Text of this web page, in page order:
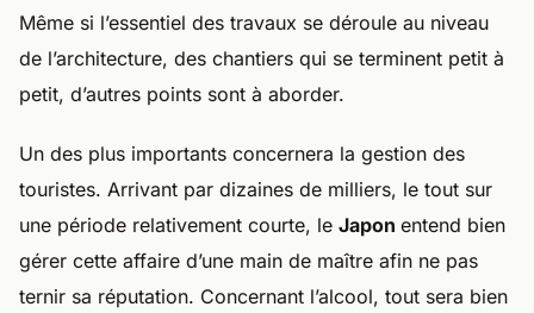
Même si l’essentiel des travaux se déroule au niveau
de l’architecture, des chantiers qui se terminent petit à
petit, d’autres points sont à aborder.
Un des plus importants concernera la gestion des
touristes. Arrivant par dizaines de milliers, le tout sur
une période relativement courte, le Japon entend bien
gérer cette affaire d’une main de maître afin ne pas
ternir sa réputation. Concernant l’alcool, tout sera bien